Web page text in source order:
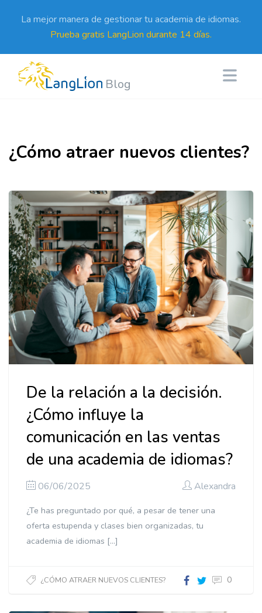
La mejor manera de gestionar tu academia de idiomas.
Prueba gratis LangLion durante 14 días.
Blog
¿Cómo atraer nuevos clientes?
De la relación a la decisión.
¿Cómo influye la
comunicación en las ventas
de una academia de idiomas?
06/06/2025 Alexandra
¿Te has preguntado por qué, a pesar de tener una
oferta estupenda y clases bien organizadas, tu
academia de idiomas […]
¿CÓMO ATRAER NUEVOS CLIENTES? 0